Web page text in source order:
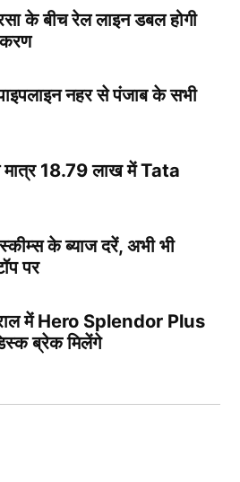
के बीच रेल लाइन डबल होगी
नहर से पंजाब के सभी
18.79 लाख में Tata
के ब्याज दरें, अभी भी
पर
में Hero Splendor Plus
ब्रेक मिलेंगे